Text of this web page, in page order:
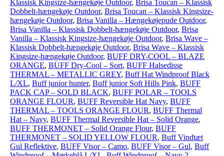
Klassisk Kingsize-hængekøje Outdoor, Brisa Toucan – Klassisk
Dobbelt-hængekøje Outdoor, Brisa Toucan – Klassisk Kingsize-
hængekøje Outdoor, Brisa Vanilla – Hængekøjepude Outdoor,
Brisa Vanilla – Klassisk Dobbelt-hængekøje Outdoor, Brisa
Vanilla – Klassisk Kingsize-hængekøje Outdoor, Brisa Wave –
Klassisk Dobbelt-hængekøje Outdoor, Brisa Wave – Klassisk
Kingsize-hængekøje Outdoor, BUFF DRY-COOL – BLAZE
ORANGE, BUFF Dry-Cool – Sort, BUFF Halsedisse
THERMAL – METALLIC GREY, Buff Hat Windproof Black
L/XL, Buff junior hunter, Buff junior Soft Hills Pink, BUFF
PACK CAP – SOLD BLACK, BUFF POLAR – TOOLS
ORANGE FLOUR, BUFF Reversible Hat Navy, BUFF
THERMAL – TOOLS ORANGE FLOUR, BUFF Thermal
Hat – Navy, BUFF Thermal Reversible Hat – Solid Orange,
BUFF THERMONET – Solid Orange Flour, BUFF
THERMONET – SOLID YELLOW FLOUR, Buff Vindtæt
Gul Reflektive, BUFF Visor – Camo, BUFF Visor – Gul, Buff